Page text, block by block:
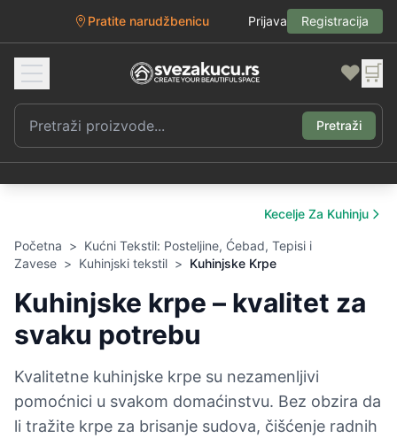
Pratite narudžbenicu Prijava Registracija
❤️ 🛒
Pretraži
Kecelje Za Kuhinju
Početna > Kućni Tekstil: Posteljine, Ćebad, Tepisi i
Zavese > Kuhinjski tekstil > Kuhinjske Krpe
Kuhinjske krpe – kvalitet za
svaku potrebu
Kvalitetne kuhinjske krpe su nezamenljivi
pomoćnici u svakom domaćinstvu. Bez obzira da
li tražite krpe za brisanje sudova, čišćenje radnih